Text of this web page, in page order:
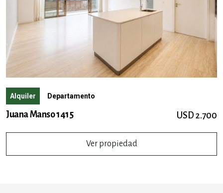
Alquiler Departamento
Juana Manso 1415 USD 2.700
Ver propiedad